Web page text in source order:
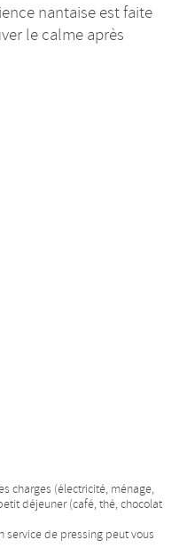
nantaise est faite
le calme après
charges (électricité, ménage,
déjeuner (café, thé, chocolat
service de pressing peut vous